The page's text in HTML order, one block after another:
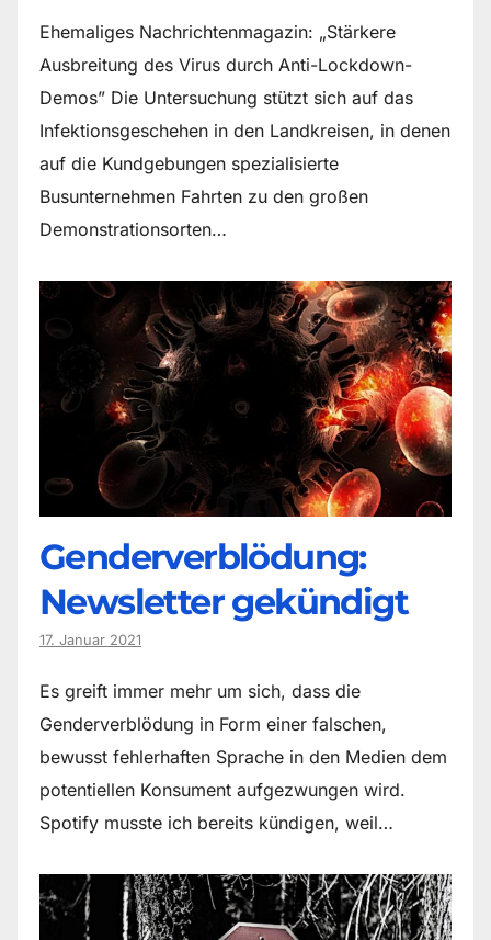
Ehemaliges Nachrichtenmagazin: „Stärkere
Ausbreitung des Virus durch Anti-Lockdown-
Demos” Die Untersuchung stützt sich auf das
Infektionsgeschehen in den Landkreisen, in denen
auf die Kundgebungen spezialisierte
Busunternehmen Fahrten zu den großen
Demonstrationsorten…
Genderverblödung:
Newsletter gekündigt
17. Januar 2021
Es greift immer mehr um sich, dass die
Genderverblödung in Form einer falschen,
bewusst fehlerhaften Sprache in den Medien dem
potentiellen Konsument aufgezwungen wird.
Spotify musste ich bereits kündigen, weil…